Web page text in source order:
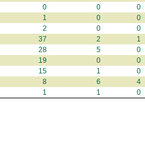
0 0
0
1 0
0
2 0
0
37 2
1
28 5
0
19 0
0
15 1
0
8 6
4
1 1 0